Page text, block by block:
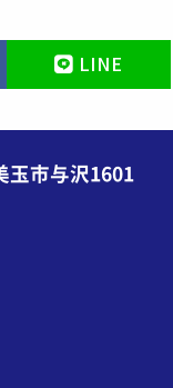
LINE
市与沢1601